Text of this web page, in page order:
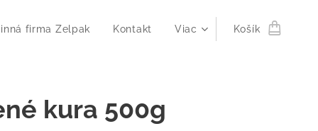
firma Zelpak Kontakt Viac Košík
kura 500g